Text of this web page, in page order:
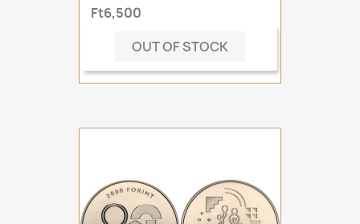
Ft6,500
OUT OF STOCK